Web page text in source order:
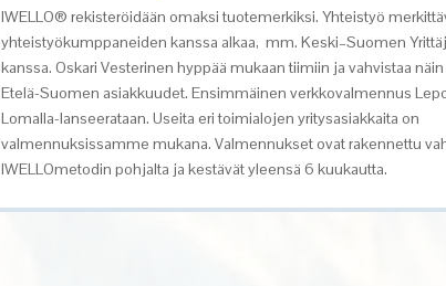
IWELLO® rekisteröidään omaksi tuotemerkiksi. Yhteistyö
yhteistyökumppaneiden kanssa alkaa, mm. Keski–Suomen
kanssa.Oskari Vesterinen hyppää mukaan tiimiin ja vahvistaa
Etelä-Suomen asiakkuudet.Ensimmäinen verkkovalmennus
Lomalla-lanseerataan. Useita eri toimialojen yritysasiakkaita on
valmennuksissamme mukana. Valmennukset ovat rakennettu
IWELLOmetodin pohjalta ja kestävät yleensä 6 kuukautta.